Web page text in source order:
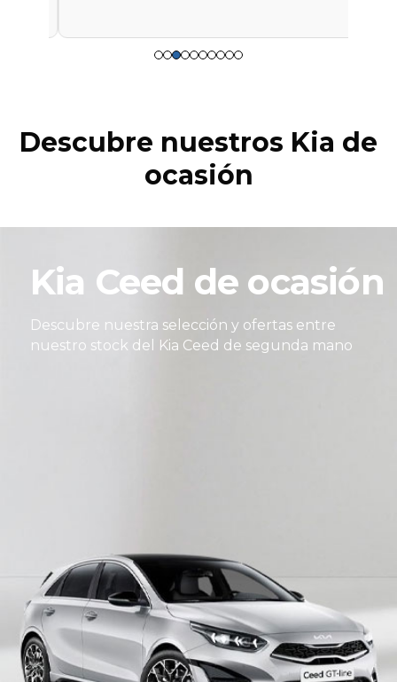
Descubre nuestros Kia de
ocasión
mano
Kia Ev6 de
Descubre nuestra selección y ofertas
nuestro stock del Kia Ev6 de segunda